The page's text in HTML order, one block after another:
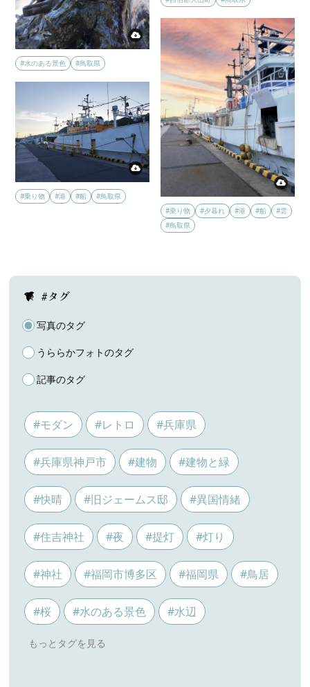
#水のある景色 #鳥取県
#乗り物 #夕暮れ #港 #船
#雲
#鳥取県
#乗り物 #港 #船 #鳥取県
#タグ
写真のタグ
うららかフォトのタグ
記事のタグ
#モダン #レトロ #兵庫県
#兵庫県神戸市 #建物 #建物と緑
#快晴 #旧ジェームス邸 #異国情緒
#住吉神社 #夜 #提灯 #灯り
#神社 #福岡市博多区 #福岡県 #鳥居
#桜 #水のある景色 #水辺